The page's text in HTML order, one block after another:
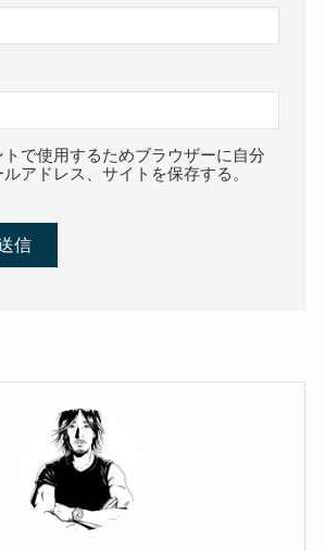
トで使用するためブラウザーに自分
アドレス、サイトを保存する。